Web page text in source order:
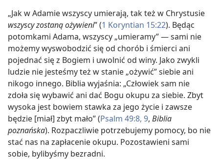
„Jak w Adamie wszyscy umierają, tak też w Chrystusie
wszyscy zostaną ożywieni” (1 Koryntian 15:22). Będąc
potomkami Adama, wszyscy „umieramy” — sami nie
możemy wyswobodzić się od chorób i śmierci ani
pojednać się z Bogiem i uwolnić od winy. Jako zwykli
ludzie nie jesteśmy też w stanie „ożywić” siebie ani
nikogo innego. Biblia wyjaśnia: „Człowiek sam nie
zdoła się wybawić ani dać Bogu okupu za siebie. Zbyt
wysoka jest bowiem stawka za jego życie i zawsze
będzie [miał] zbyt mało” (Psalm 49:8, 9, Biblia
poznańska). Rozpaczliwie potrzebujemy pomocy, bo nie
stać nas na zapłacenie okupu. Pozostawieni sami
sobie, bylibyśmy bezradni.